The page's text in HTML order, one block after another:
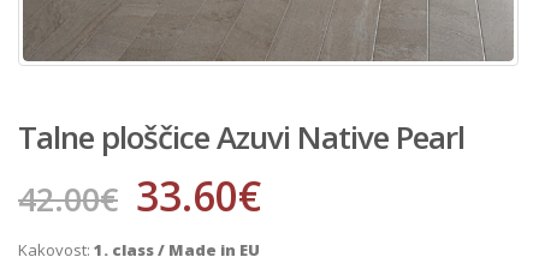
Talne ploščice Azuvi Native Pearl
42.00€ 33.60€
Kakovost: 1. class / Made in EU